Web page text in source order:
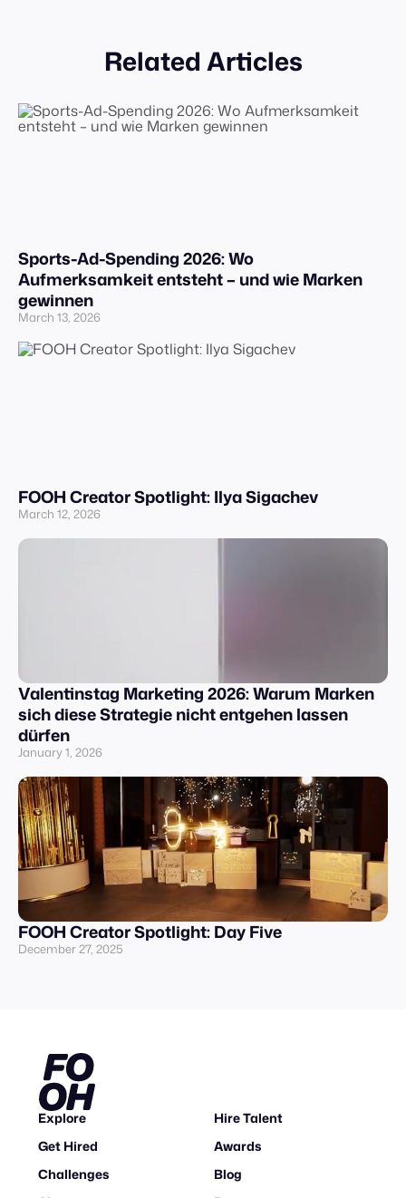
Related Articles
Sports-Ad-Spending 2026: Wo
Aufmerksamkeit entsteht – und wie Marken
gewinnen
March 13, 2026
FOOH Creator Spotlight: Ilya Sigachev
March 12, 2026
Valentinstag Marketing 2026: Warum Marken
sich diese Strategie nicht entgehen lassen
dürfen
January 1, 2026
FOOH Creator Spotlight: Day Five
December 27, 2025
Explore
Hire Talent
Get Hired
Awards
Challenges
Blog